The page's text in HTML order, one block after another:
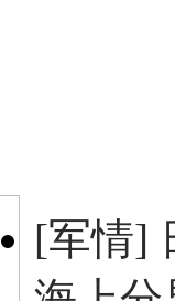
[军情]